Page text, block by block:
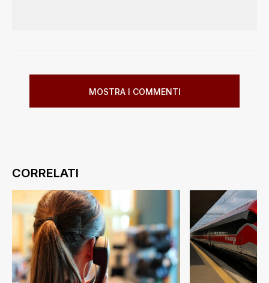
MOSTRA I COMMENTI